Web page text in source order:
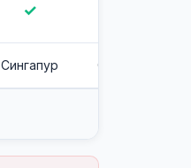
✓
Сингапур США